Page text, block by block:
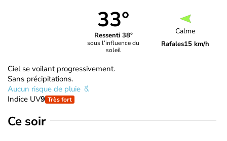
33°
Ressenti 38°
sous l’influence du
soleil
Calme
Rafales15 km/h
Ciel se voilant progressivement.
Sans précipitations.
Aucun risque de pluie
Indice UV9 Très fort
Ce soir